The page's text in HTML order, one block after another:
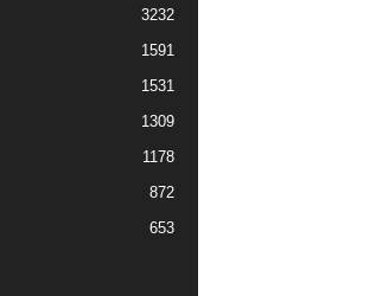
3232
1591
1531
1309
1178
872
653